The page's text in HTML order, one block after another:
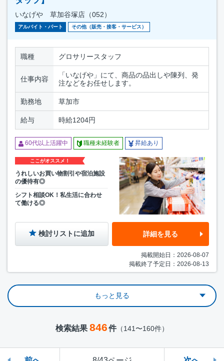
いなげや 草加谷塚店（052）
アルバイト・パート その他（販売・接客・サービス）
職種 グロサリースタッフ
仕事内容
「いなげや」にて、商品の品出しや陳列、発
注などをお任せします。
勤務地 草加市
給与 時給1204円
60代以上活躍中 職種未経験者 昇給あり
ここがオススメ！
うれしいお買い物割引や宿泊施設
の優待有◎
シフト相談OK！私生活に合わせ
て働ける◎
検討リストに追加 詳細を見る
掲載開始日：2026-08-07
掲載終了予定日：2026-08-13
もっと見る
検索結果 846件（141〜160件）